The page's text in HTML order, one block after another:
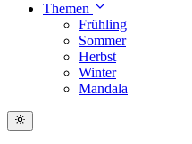
Themen
Frühling
Sommer
Herbst
Winter
Mandala